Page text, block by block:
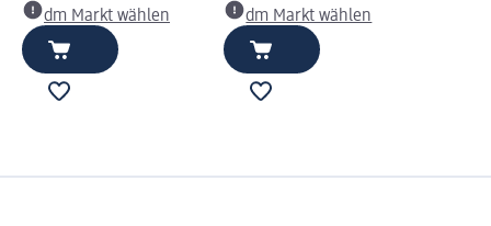
dm Markt wählen
dm Markt wählen